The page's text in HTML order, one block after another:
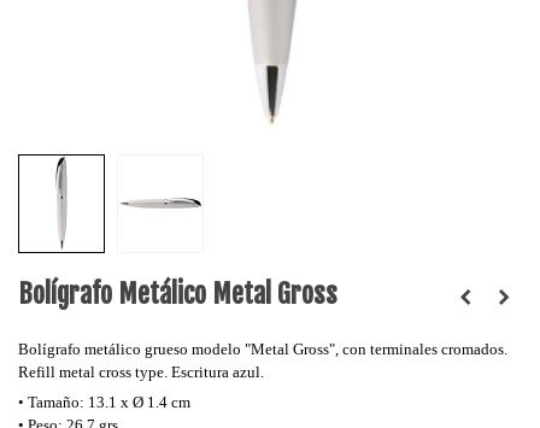
Bolígrafo Metálico Metal Gross
Bolígrafo metálico grueso modelo "Metal Gross", con terminales cromados.
Refill metal cross type. Escritura azul.
• Tamaño: 13.1 x Ø 1.4 cm